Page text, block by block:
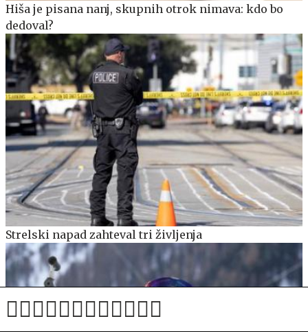
Hiša je pisana nanj, skupnih otrok nimava: kdo bo
dedoval?
Strelski napad zahteval tri življenja